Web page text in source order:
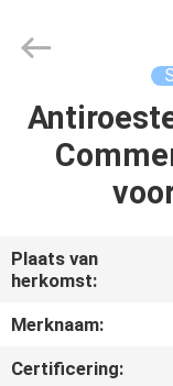
HUIS
VIDEOS
VR-
SHOW
co.,ltd.
Reserved.
Plaats van
herkomst:
Merknaam:
Certificering: